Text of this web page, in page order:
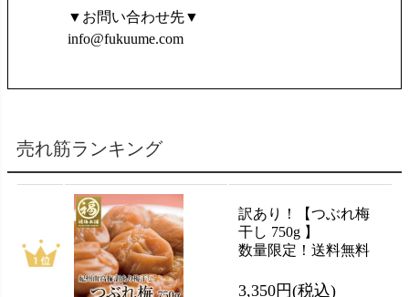
▼お問い合わせ先▼
info@fukuume.com
売れ筋ランキング
訳あり！【つぶれ梅
干し 750g 】
数量限定！送料無料
3,350円(税込)